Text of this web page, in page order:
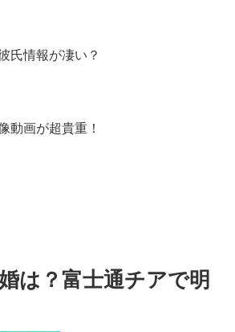
氏情報が凄い？
動画が超貴重！
は？富士通チアで明